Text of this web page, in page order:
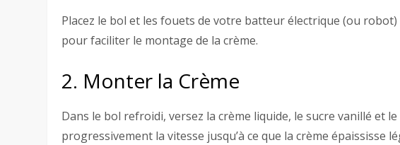
Placez le bol et les fouets de votre batteur électrique (ou
pour faciliter le montage de la crème.
2. Monter la Crème
Dans le bol refroidi, versez la crème liquide, le sucre vanillé et
progressivement la vitesse jusqu’à ce que la crème épaississe